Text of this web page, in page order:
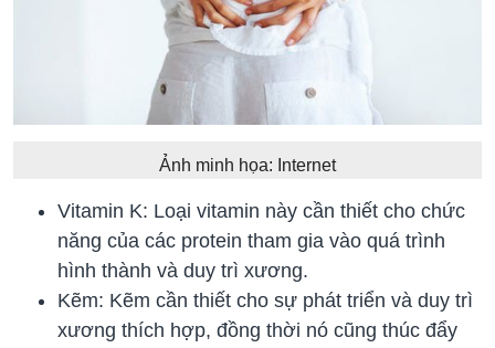
Ảnh minh họa: Internet
Vitamin K: Loại vitamin này cần thiết cho chức
năng của các protein tham gia vào quá trình
hình thành và duy trì xương.
Kẽm: Kẽm cần thiết cho sự phát triển và duy trì
xương thích hợp, đồng thời nó cũng thúc đẩy